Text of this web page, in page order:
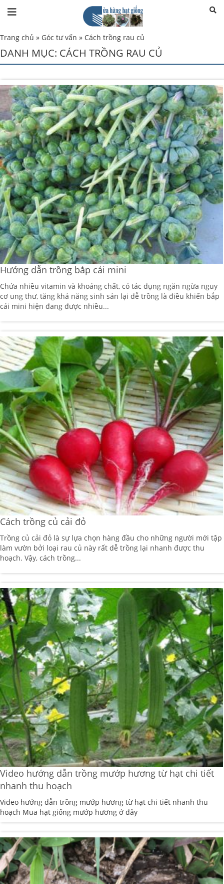
Trang chủ » Góc tư vấn » Cách trồng rau củ
DANH MỤC: CÁCH TRỒNG RAU CỦ
Hướng dẫn trồng bắp cải mini
Chứa nhiều vitamin và khoáng chất, có tác dụng ngăn ngừa nguy
cơ ung thư, tăng khả năng sinh sản lại dễ trồng là điều khiến bắp
cải mini hiện đang được nhiều...
Cách trồng củ cải đỏ
Trồng củ cải đỏ là sự lựa chọn hàng đầu cho những người mới tập
làm vườn bởi loại rau củ này rất dễ trồng lại nhanh được thu
hoạch. Vậy, cách trồng...
Video hướng dẫn trồng mướp hương từ hạt chi tiết
nhanh thu hoạch
Video hướng dẫn trồng mướp hương từ hạt chi tiết nhanh thu
hoạch Mua hạt giống mướp hương ở đây